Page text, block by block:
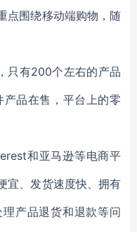
点围绕移动端购物，随
只有200个左右的产品
品在售，平台上的零
和亚马逊等电商平
宜、发货速度快、拥有
产品退货和退款等问